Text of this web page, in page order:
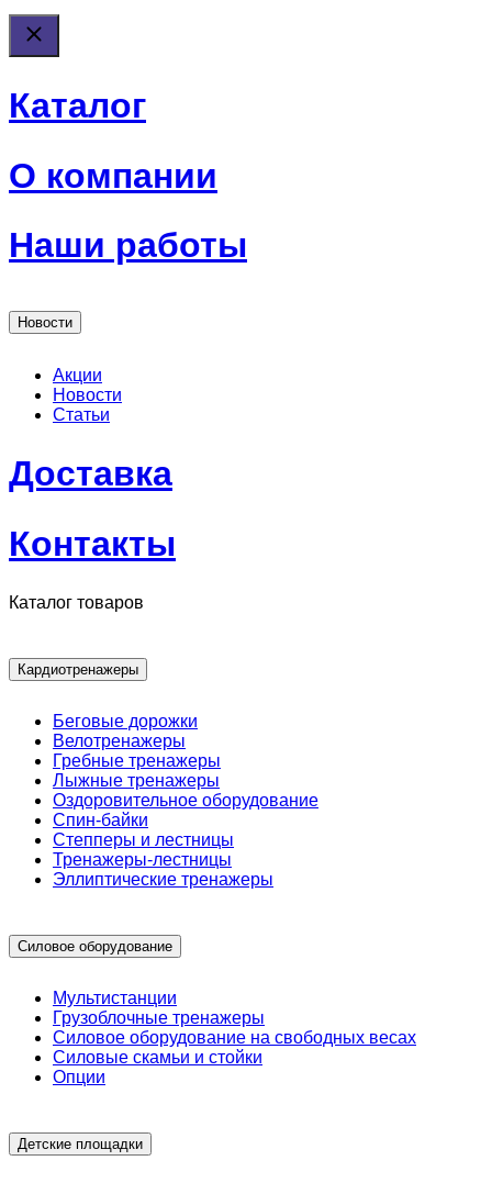
Каталог
О компании
Наши работы
Новости
Акции
Новости
Статьи
Доставка
Контакты
Каталог товаров
Кардиотренажеры
Беговые дорожки
Велотренажеры
Гребные тренажеры
Лыжные тренажеры
Оздоровительное оборудование
Спин-байки
Степперы и лестницы
Тренажеры-лестницы
Эллиптические тренажеры
Силовое оборудование
Мультистанции
Грузоблочные тренажеры
Силовое оборудование на свободных весах
Силовые скамьи и стойки
Опции
Детские площадки